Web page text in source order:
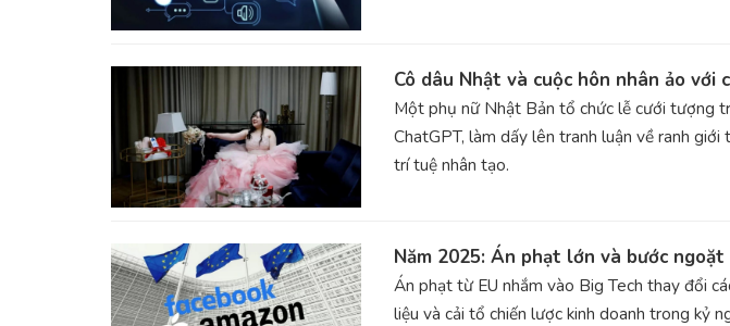
Cô dâu Nhật và cuộc hôn nhân ảo với
Một phụ nữ Nhật Bản tổ chức lễ cưới tượng
ChatGPT, làm dấy lên tranh luận về ranh giới
trí tuệ nhân tạo.
Năm 2025: Án phạt lớn và bước ngoặt
Án phạt từ EU nhắm vào Big Tech thay đổi
liệu và cải tổ chiến lược kinh doanh trong kỷ